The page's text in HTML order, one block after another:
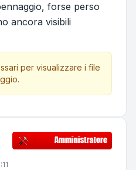
forse perso
ancora visibili
per visualizzare i file